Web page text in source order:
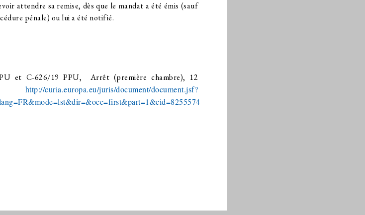
attendre sa remise, dès que le mandat a été émis (sauf
pénale) ou lui a été notifié.
et C‑626/19 PPU, Arrêt (première chambre), 12
http://curia.europa.eu/juris/document/document.jsf?